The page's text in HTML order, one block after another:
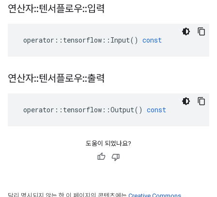
연산자::텐서플로우::입력
operator :: tensorflow :: Input() const
연산자::텐서플로우::출력
operator :: tensorflow ::Output() const
도움이 되었나요?